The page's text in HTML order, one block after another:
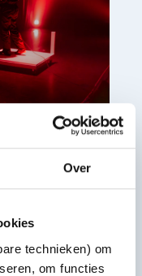
Over
technieken) om
om functies